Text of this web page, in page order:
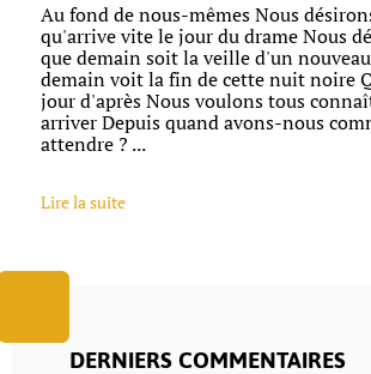
Au fond de nous-mêmes Nous
qu'arrive vite le jour du drame Nous
que demain soit la veille d'un
demain voit la fin de cette nuit noire
jour d'après Nous voulons tous
arriver Depuis quand avons-nous
attendre ? ...
Lire la suite
DERNIERS COMMENTAIRES